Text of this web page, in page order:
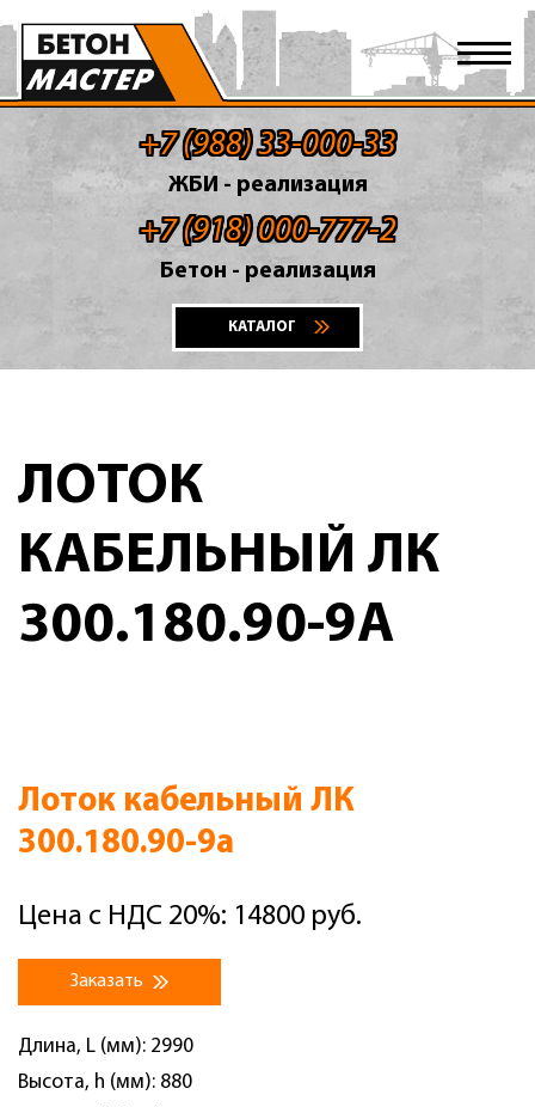
+7 (988) 33-000-33
ЖБИ - реализация
+7 (918) 000-777-2
Бетон - реализация
КАТАЛОГ
ЛОТОК
КАБЕЛЬНЫЙ ЛК
300.180.90-9А
Лоток кабельный ЛК
300.180.90-9а
Цена с НДС 20%: 14800 руб.
Заказать
Длина, L (мм): 2990
Высота, h (мм): 880